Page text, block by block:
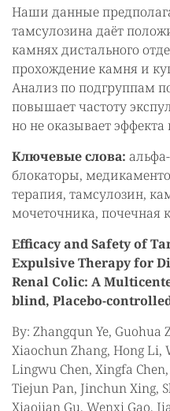
Наши данные
тамсулозина даёт
камнях дистального
прохождение камня и
Анализ по подгруппам
повышает частоту
но не оказывает
Ключевые слова:
блокаторы,
терапия, тамсулозин,
мочеточника, почечная
Efficacy and Safety of
Expulsive Therapy for
Renal Colic: A
blind, Placebo-
By: Zhangqun Ye, Guohua
Xiaochun Zhang, Hong Li,
Lingwu Chen, Xingfa
Tiejun Pan, Jinchun Xing,
Xiaojian Gu, Wenxi Gao,